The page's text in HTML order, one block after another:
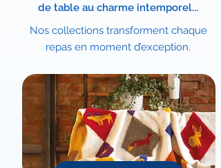
de table au charme intemporel...
Nos collections transforment chaque
repas en moment d’exception.